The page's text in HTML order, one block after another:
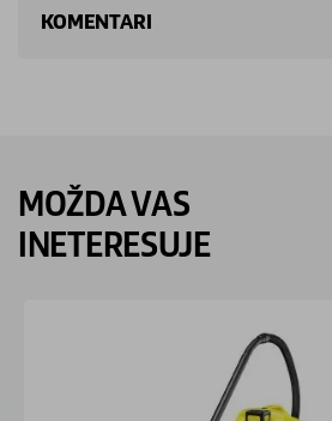
KOMENTARI
MOŽDA VAS
INETERESUJE